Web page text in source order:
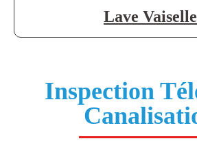
Lave Vaiselle
Inspection